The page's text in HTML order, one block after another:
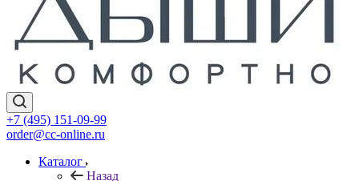
+7 (495) 151-09-99
order@cc-online.ru
Каталог
Назад